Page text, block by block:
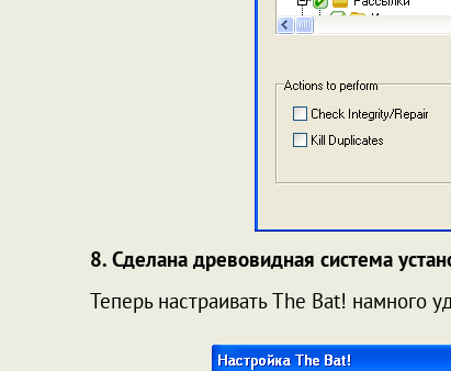
8. Сделана древовидная система
Теперь настраивать The Bat! намного